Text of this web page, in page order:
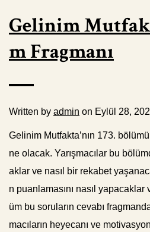
Gelinim
m Fragmanı
Written by admin on Eylül 28,
Gelinim Mutfakta’nın 173.
ne olacak. Yarışmacılar bu
aklar ve nasıl bir rekabet
n puanlamasını nasıl
üm bu soruların cevabı
macıların heyecanı ve